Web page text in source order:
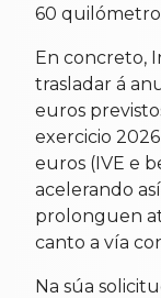
60
En concreto,
trasladar á
euros
exercicio
euros (IVE e
acelerando
prolonguen
canto a vía
Na súa